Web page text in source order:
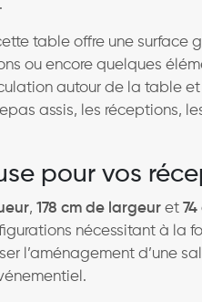
table offre une surface
ou encore quelques
autour de la table et
assis, les réceptions,
pour vos
, 178 cm de largeur et
nécessitant à la
l’aménagement d’une